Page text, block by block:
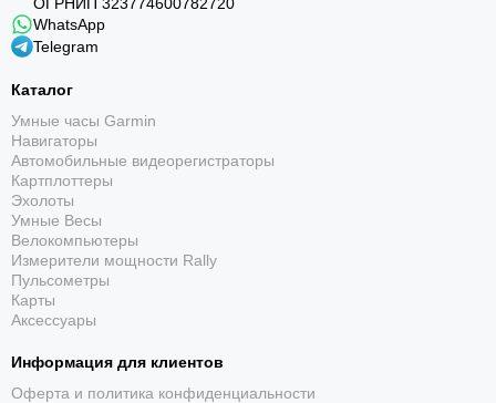
WhatsApp
Telegram
Каталог
Умные часы Garmin
Навигаторы
Автомобильные видеорегистраторы
Картплоттеры
Эхолоты
Умные Весы
Велокомпьютеры
Измерители мощности Rally
Пульсометры
Карты
Аксессуары
Информация для клиентов
Оферта и политика конфиденциальности